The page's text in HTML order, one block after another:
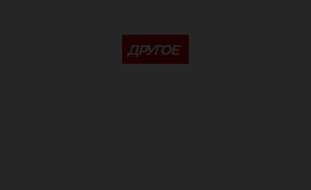
ДРУГОЕ